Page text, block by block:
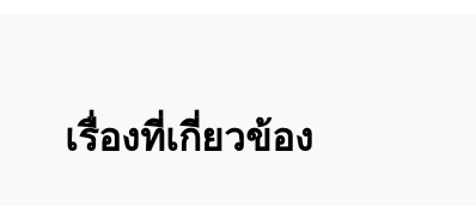
เรื่องที่เกี่ยวข้อง